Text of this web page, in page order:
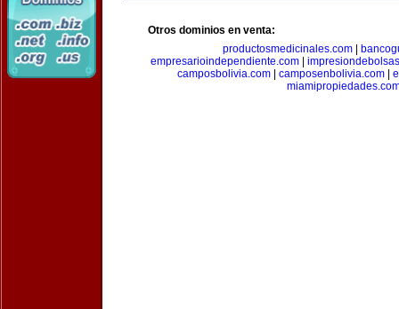
Otros dominios en venta:
productosmedicinales.com|
empresarioindependiente.com
camposbolivia.com| camposenbolivia.com|